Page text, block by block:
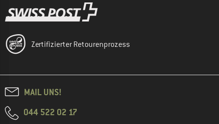
Zertifizierter Retourenprozess
MAIL UNS!
044 522 02 17